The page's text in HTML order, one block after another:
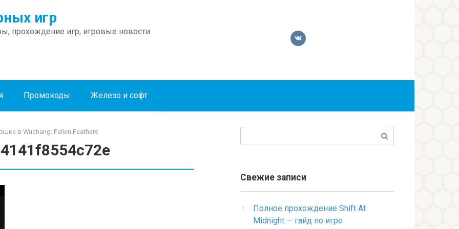
игр
прохождение игр, игровые новости
Промокоды Железо и софт
в Wuchang: Fallen Feathers
Свежие записи
Полное прохождение Shift At
Midnight — гайд по игре